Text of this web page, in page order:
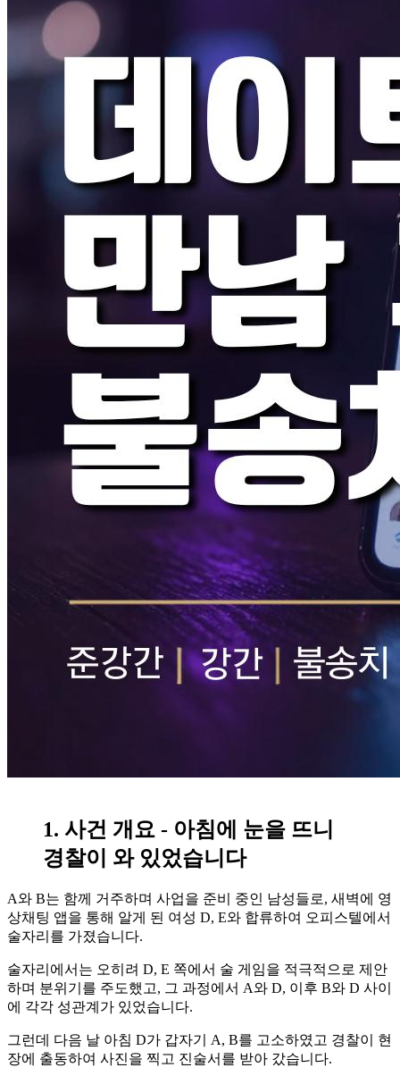
1. 사건 개요 - 아침에 눈을 뜨니
경찰이 와 있었습니다
A와 B는 함께 거주하며 사업을 준비 중인 남성들로, 새벽에 영
상채팅 앱을 통해 알게 된 여성 D, E와 합류하여 오피스텔에서
술자리를 가졌습니다.
술자리에서는 오히려 D, E 쪽에서 술 게임을 적극적으로 제안
하며 분위기를 주도했고, 그 과정에서 A와 D, 이후 B와 D 사이
에 각각 성관계가 있었습니다.
그런데 다음 날 아침 D가 갑자기 A, B를 고소하였고 경찰이 현
장에 출동하여 사진을 찍고 진술서를 받아 갔습니다.